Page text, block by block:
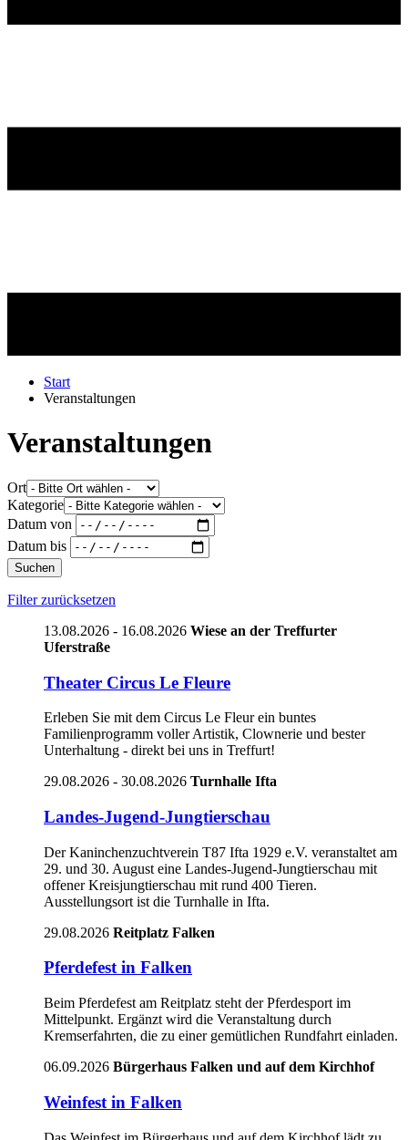
Start
Veranstaltungen
Veranstaltungen
Ort
Kategorie
Datum von
Datum bis
Suchen
Filter zurücksetzen
13.08.2026 - 16.08.2026 Wiese an der Treffurter
Uferstraße
Theater Circus Le Fleure
Erleben Sie mit dem Circus Le Fleur ein buntes
Familienprogramm voller Artistik, Clownerie und bester
Unterhaltung - direkt bei uns in Treffurt!
29.08.2026 - 30.08.2026 Turnhalle Ifta
Landes-Jugend-Jungtierschau
Der Kaninchenzuchtverein T87 Ifta 1929 e.V. veranstaltet am
29. und 30. August eine Landes-Jugend-Jungtierschau mit
offener Kreisjungtierschau mit rund 400 Tieren.
Ausstellungsort ist die Turnhalle in Ifta.
29.08.2026 Reitplatz Falken
Pferdefest in Falken
Beim Pferdefest am Reitplatz steht der Pferdesport im
Mittelpunkt. Ergänzt wird die Veranstaltung durch
Kremserfahrten, die zu einer gemütlichen Rundfahrt einladen.
06.09.2026 Bürgerhaus Falken und auf dem Kirchhof
Weinfest in Falken